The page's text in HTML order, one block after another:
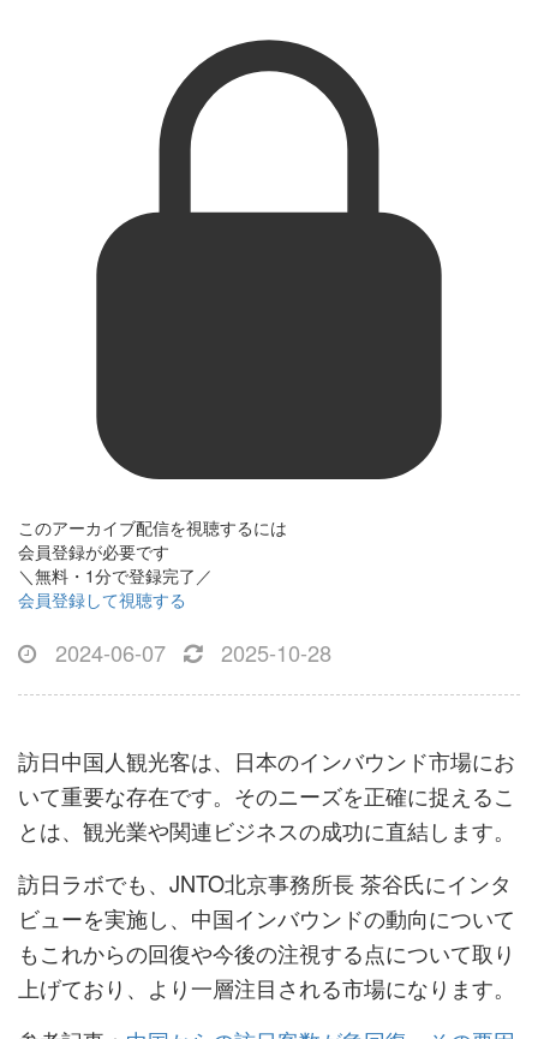
このアーカイブ配信を視聴するには
会員登録が必要です
＼無料・1分で登録完了／
会員登録して視聴する
2024-06-07 2025-10-28
訪日中国人観光客は、日本のインバウンド市場にお
いて重要な存在です。そのニーズを正確に捉えるこ
とは、観光業や関連ビジネスの成功に直結します。
訪日ラボでも、JNTO北京事務所長 茶谷氏にインタ
ビューを実施し、中国インバウンドの動向について
もこれからの回復や今後の注視する点について取り
上げており、より一層注目される市場になります。